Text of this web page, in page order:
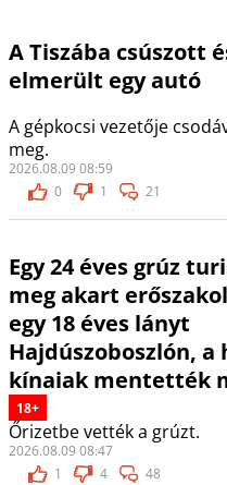
A Tiszába csúszott
elmerült egy autó
A gépkocsi vezetője
meg.
2026.08.09 08:59
0
1 21
Egy 24 éves grúz
meg akart
egy 18 éves lányt
Hajdúszoboszlón, a
kínaiak mentették
18+
Őrizetbe vették a grúzt.
2026.08.09 08:47
1
4 48